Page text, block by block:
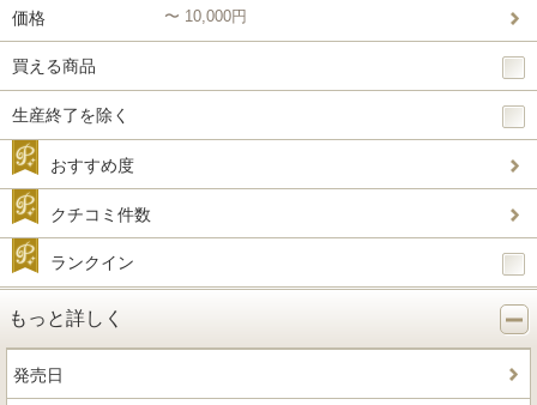
価格 〜 10,000円
買える商品
生産終了を除く
おすすめ度
クチコミ件数
ランクイン
もっと詳しく
発売日